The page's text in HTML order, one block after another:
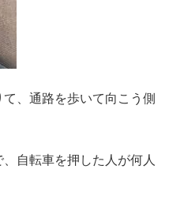
、通路を歩いて向こう側
自転車を押した人が何人